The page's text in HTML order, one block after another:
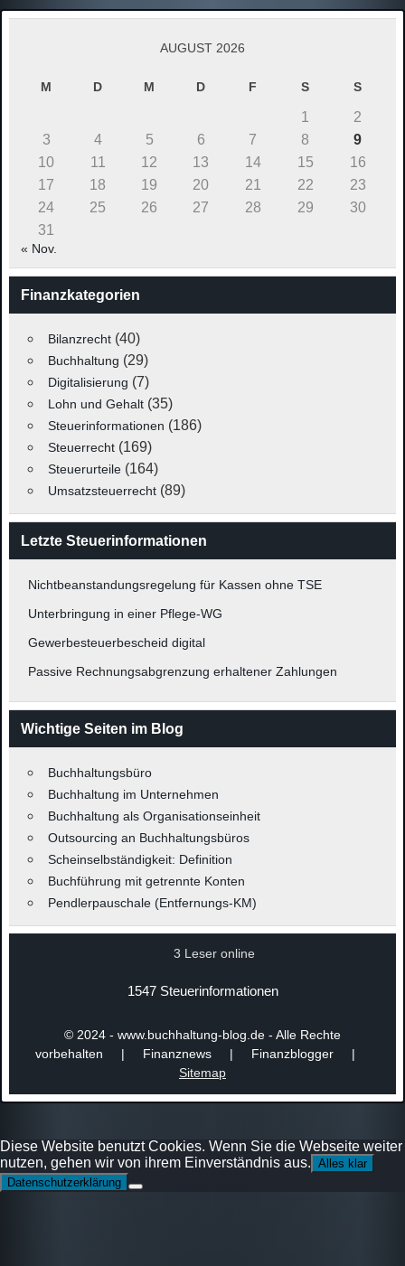
AUGUST 2026
M D M D F S S
1
2
3
4 5 6 7 8
9
10
11 12 13 14 15
16
17
18 19 20 21 22
23
24
25 26 27 28 29
30
31
« Nov.
Finanzkategorien
Bilanzrecht(40)
Buchhaltung (29)
Digitalisierung (7)
Lohn und Gehalt(35)
Steuerinformationen (186)
Steuerrecht(169)
Steuerurteile(164)
Umsatzsteuerrecht(89)
Letzte Steuerinformationen
Nichtbeanstandungsregelung für Kassen ohne TSE
Unterbringung in einer Pflege-WG
Gewerbesteuerbescheid digital
Passive Rechnungsabgrenzung erhaltener Zahlungen
Wichtige Seiten im Blog
Buchhaltungsbüro
Buchhaltung im Unternehmen
Buchhaltung als Organisationseinheit
Outsourcing an Buchhaltungsbüros
Scheinselbständigkeit: Definition
Buchführung mit getrennte Konten
Pendlerpauschale (Entfernungs-KM)
3 Leser online
1547 Steuerinformationen
© 2024 - www.buchhaltung-blog.de - Alle Rechte
vorbehalten | Finanznews | Finanzblogger |
Sitemap
Diese Website benutzt Cookies. Wenn Sie die Webseite weiter
nutzen, gehen wir von ihrem Einverständnis aus. Alles klar
Datenschutzerklärung